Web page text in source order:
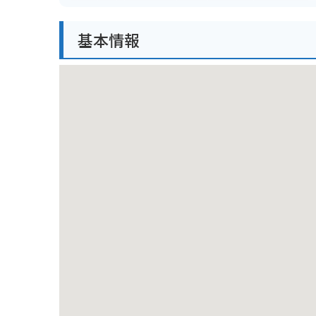
況が悪い場合もあるため、安全運転を心がけましょ
基本情報